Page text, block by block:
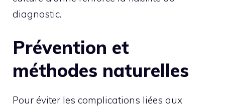
diagnostic.
Prévention et
méthodes naturelles
Pour éviter les complications liées aux